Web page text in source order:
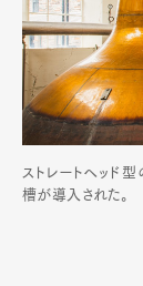
ストレートヘッド
槽が導入された